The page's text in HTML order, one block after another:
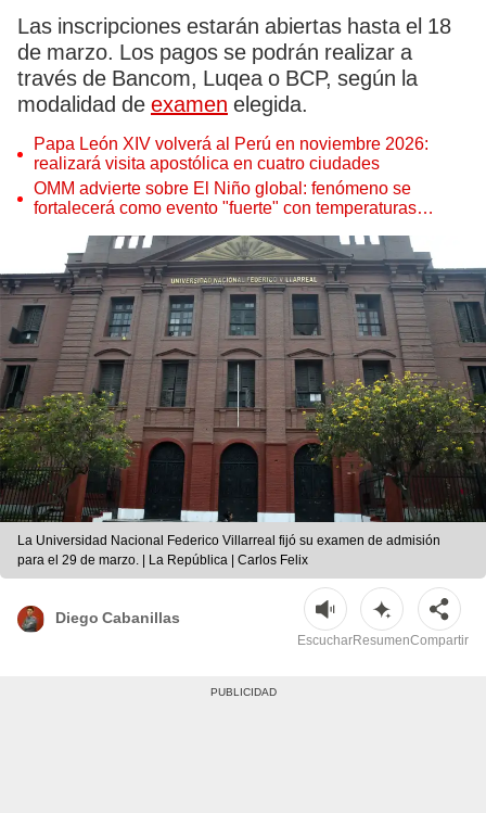
Las inscripciones estarán abiertas hasta el 18
de marzo. Los pagos se podrán realizar a
través de Bancom, Luqea o BCP, según la
modalidad de examen elegida.
Papa León XIV volverá al Perú en noviembre 2026:
realizará visita apostólica en cuatro ciudades
OMM advierte sobre El Niño global: fenómeno se
fortalecerá como evento "fuerte" con temperaturas
La Universidad Nacional Federico Villarreal fijó su examen de admisión
para el 29 de marzo. | La República | Carlos Felix
Diego Cabanillas
EscucharResumenCompartir